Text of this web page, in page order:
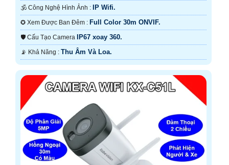
🕉️ Công Nghệ Hình Ảnh : IP Wifi.
✪ Xem Được Ban Đêm : Full Color 30m ONVIF.
🛡 Cấu Tạo Camera IP67 xoay 360.
️📡 Khả Năng : Thu Âm Và Loa.